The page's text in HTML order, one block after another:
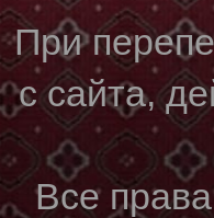
При
с сайта,
Все